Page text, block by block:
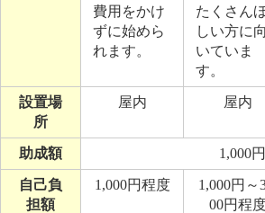
費用をかけ
ずに始めら
れます。
たくさんほ
しい方に向
いていま
す。
設置場
所
屋内 屋内
助成額 1,000円
自己負
担額
1,000円程度
1,000円～
00円程